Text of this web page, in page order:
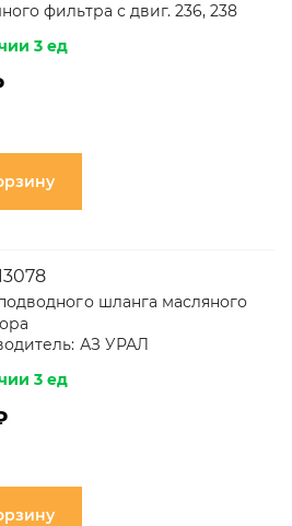
фильтра с двиг. 236, 238
3 ед
шланга масляного
АЗ УРАЛ
3 ед